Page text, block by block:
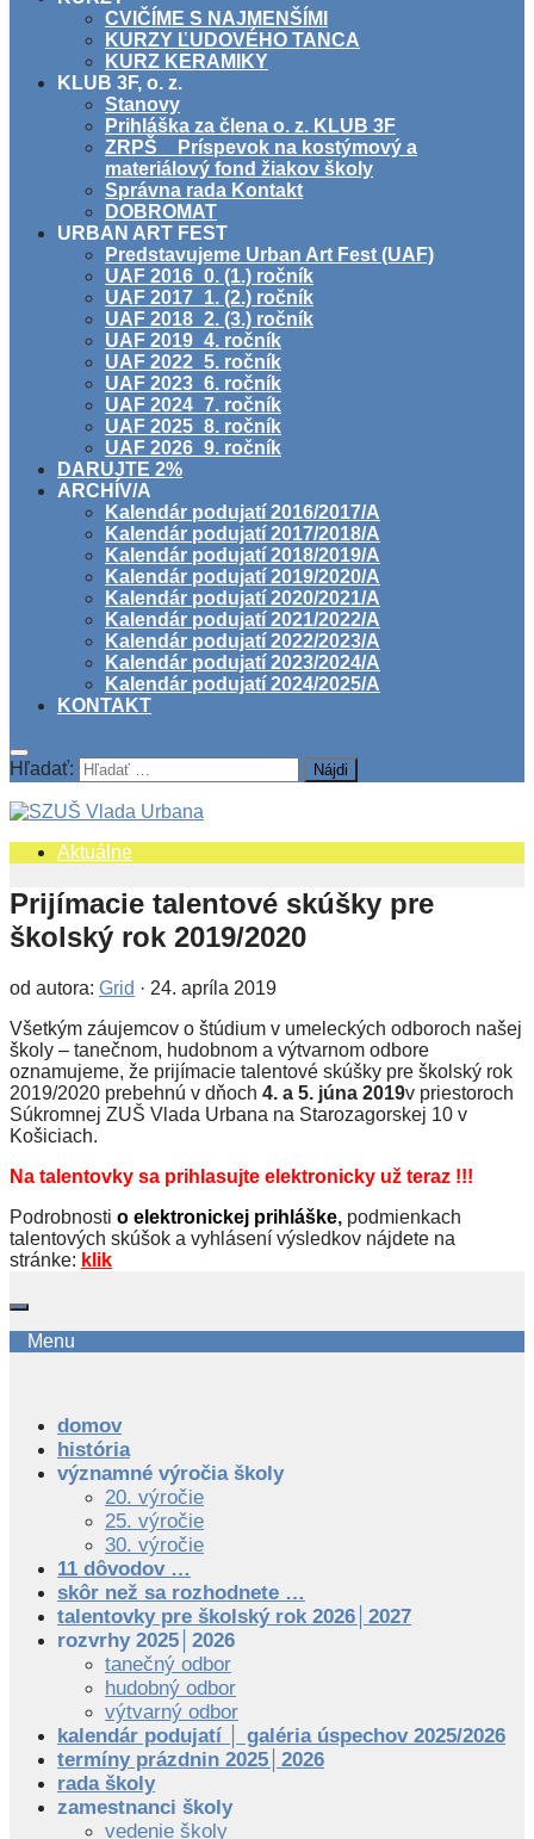
CVIČÍME S NAJMENŠÍMI
KURZY ĽUDOVÉHO TANCA
KURZ KERAMIKY
KLUB 3F, o. z.
Stanovy
Prihláška za člena o. z. KLUB 3F
ZRPŠ _ Príspevok na kostýmový a
materiálový fond žiakov školy
Správna rada Kontakt
DOBROMAT
URBAN ART FEST
Predstavujeme Urban Art Fest (UAF)
UAF 2016_0. (1.) ročník
UAF 2017_1. (2.) ročník
UAF 2018_2. (3.) ročník
UAF 2019_4. ročník
UAF 2022_5. ročník
UAF 2023_6. ročník
UAF 2024_7. ročník
UAF 2025_8. ročník
UAF 2026_9. ročník
DARUJTE 2%
ARCHÍV/A
Kalendár podujatí 2016/2017/A
Kalendár podujatí 2017/2018/A
Kalendár podujatí 2018/2019/A
Kalendár podujatí 2019/2020/A
Kalendár podujatí 2020/2021/A
Kalendár podujatí 2021/2022/A
Kalendár podujatí 2022/2023/A
Kalendár podujatí 2023/2024/A
Kalendár podujatí 2024/2025/A
KONTAKT
Hľadať:
Aktuálne
Prijímacie talentové skúšky pre
školský rok 2019/2020
od autora: Grid · 24. apríla 2019
Všetkým záujemcov o štúdium v umeleckých odboroch našej
školy – tanečnom, hudobnom a výtvarnom odbore
oznamujeme, že prijímacie talentové skúšky pre školský rok
2019/2020 prebehnú v dňoch 4. a 5. júna 2019v priestoroch
Súkromnej ZUŠ Vlada Urbana na Starozagorskej 10 v
Košiciach.
Na talentovky sa prihlasujte elektronicky už teraz !!!
Podrobnosti o elektronickej prihláške, podmienkach
talentových skúšok a vyhlásení výsledkov nájdete na
stránke: klik
Menu
domov
história
významné výročia školy
20. výročie
25. výročie
30. výročie
11 dôvodov …
skôr než sa rozhodnete …
talentovky pre školský rok 2026│2027
rozvrhy 2025│2026
tanečný odbor
hudobný odbor
výtvarný odbor
kalendár podujatí │ galéria úspechov 2025/2026
termíny prázdnin 2025│2026
rada školy
zamestnanci školy
vedenie školy